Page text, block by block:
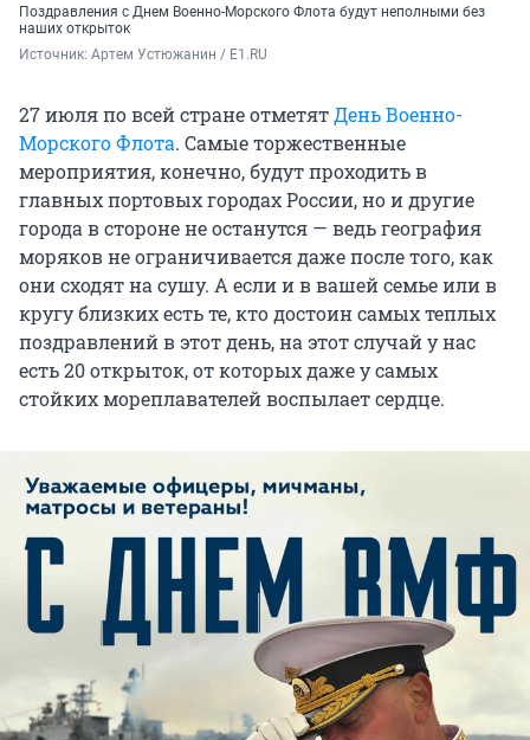
Поздравления с Днем Военно-Морского Флота будут неполными без
наших открыток
Источник: Артем Устюжанин / E1.RU
27 июля по всей стране отметятДень Военно-
Морского Флота. Самые торжественные
мероприятия, конечно, будут проходить в
главных портовых городах России, но и другие
города в стороне не останутся — ведь география
моряков не ограничивается даже после того, как
они сходят на сушу. А если и в вашей семье или в
кругу близких есть те, кто достоин самых теплых
поздравлений в этот день, на этот случай у нас
есть 20 открыток, от которых даже у самых
стойких мореплавателей воспылает сердце.